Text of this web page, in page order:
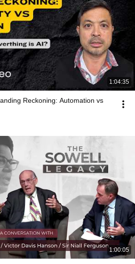
1:04:35
Reckoning: Automation vs
1:00:05